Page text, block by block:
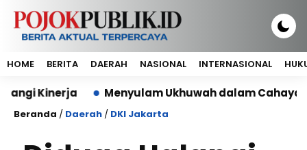
HOME BERITA DAERAH NASIONAL INTERNASIONAL
Menyulam Ukhuwah dalam Cahaya Al-
Beranda / Daerah / DKI Jakarta